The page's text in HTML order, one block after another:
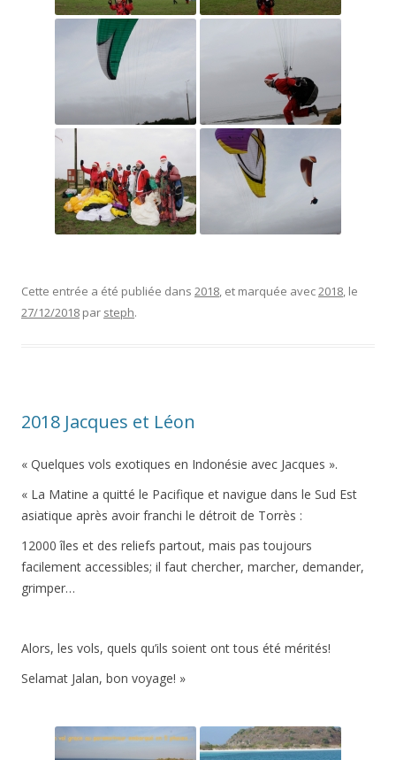
Cette entrée a été publiée dans 2018, et marquée avec2018, le
27/12/2018 par steph.
2018 Jacques et Léon
« Quelques vols exotiques en Indonésie avec Jacques ».
« La Matine a quitté le Pacifique et navigue dans le Sud Est
asiatique après avoir franchi le détroit de Torrès :
12000 îles et des reliefs partout, mais pas toujours
facilement accessibles; il faut chercher, marcher, demander,
grimper…
Alors, les vols, quels qu’ils soient ont tous été mérités!
Selamat Jalan, bon voyage! »